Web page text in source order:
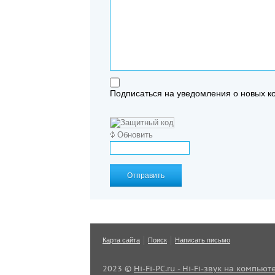
Подписаться на уведомления о новых
Обновить
Отправить
Карта сайта Поиск Написать письмо
2023 © Hi-Fi-PC.ru - Hi-Fi-звук на